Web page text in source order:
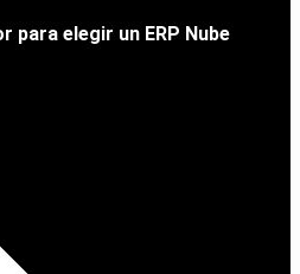
para elegir un ERP Nube